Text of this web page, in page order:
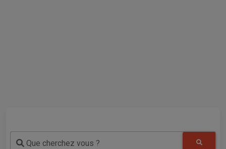
Que cherchez vous ?